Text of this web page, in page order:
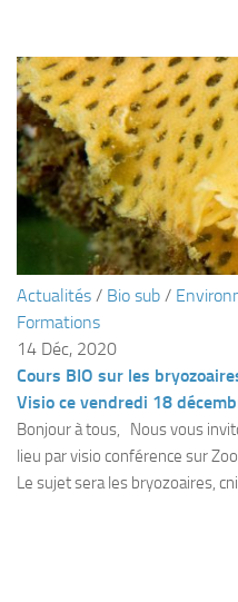
Les Palmes du Lac
Résultats Compétitions
MATERIEL
Section Matériel
Occasions
Actualités / Bio sub /
Formations
14 Déc, 2020
Cours BIO sur les
Visio ce vendredi 18
Bonjour à tous, Nous vous
lieu par visio conférence sur
Le sujet sera les bryozoaires,